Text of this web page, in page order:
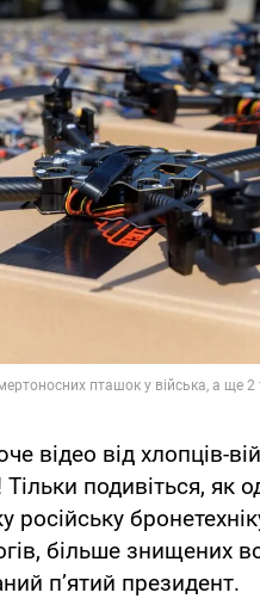
відео від хлопців-
подивіться, як
російську
більше знищених
пʼятий президент.